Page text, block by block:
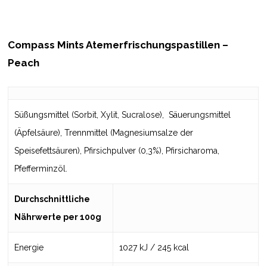
Compass MintsAtemerfrischungspastillen –
Peach
Süßungsmittel (Sorbit, Xylit, Sucralose), Säuerungsmittel
(Äpfelsäure), Trennmittel (Magnesiumsalze der
Speisefettsäuren), Pfirsichpulver (0,3%), Pfirsicharoma,
Pfefferminzöl.
Durchschnittliche
Nährwerte per 100g
Energie 1027 kJ / 245 kcal